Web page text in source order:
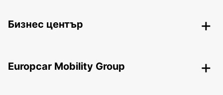
Бизнес център
Europcar Mobility Group